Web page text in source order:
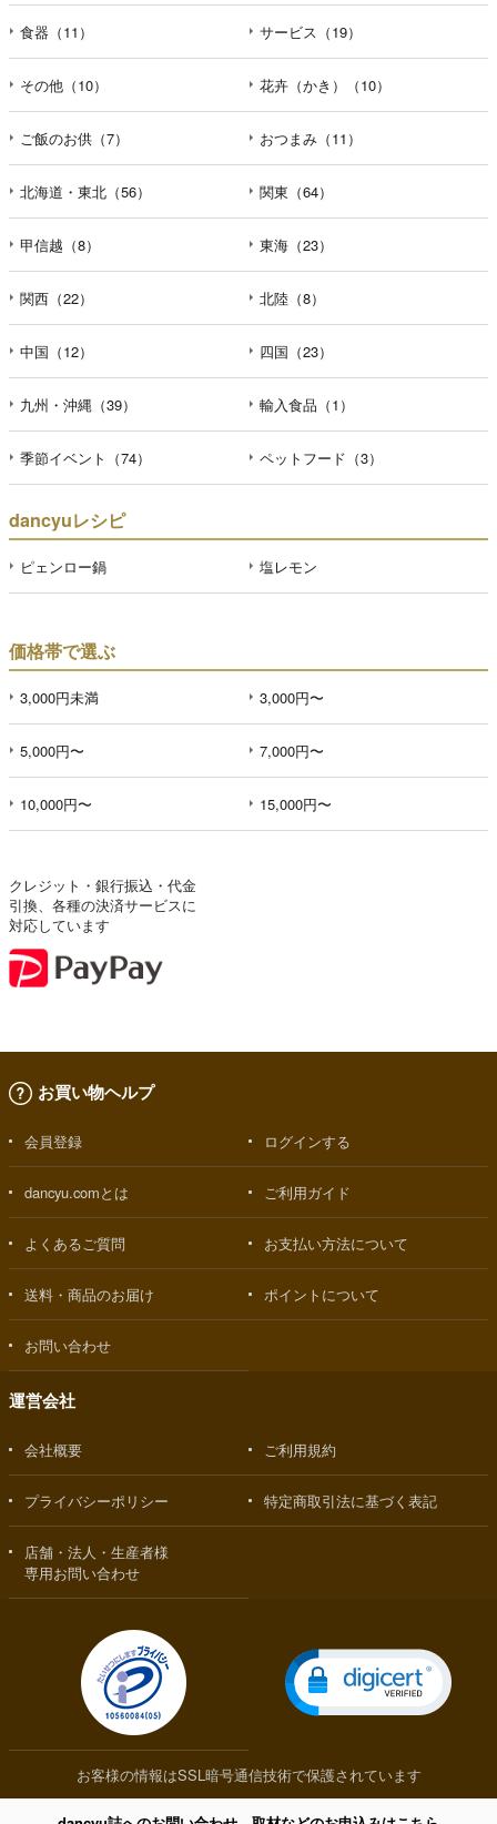
食器（11） サービス（19）
その他（10） 花卉（かき）（10）
ご飯のお供（7） おつまみ（11）
北海道・東北（56） 関東（64）
甲信越（8） 東海（23）
関西（22） 北陸（8）
中国（12） 四国（23）
九州・沖縄（39） 輸入食品（1）
季節イベント（74） ペットフード（3）
dancyuレシピ
ピェンロー鍋 塩レモン
価格帯で選ぶ
3,000円未満 3,000円〜
5,000円〜 7,000円〜
10,000円〜 15,000円〜
クレジット・銀行振込・代金
引換、各種の決済サービスに
対応しています
お買い物ヘルプ
会員登録 ログインする
dancyu.comとは ご利用ガイド
よくあるご質問 お支払い方法について
送料・商品のお届け ポイントについて
お問い合わせ
運営会社
会社概要 ご利用規約
プライバシーポリシー 特定商取引法に基づく表記
店舗・法人・生産者様
専用お問い合わせ
お客様の情報はSSL暗号通信技術で保護されています